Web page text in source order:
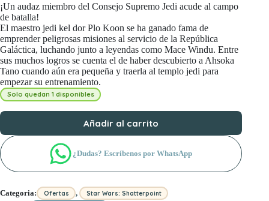
¡Un audaz miembro del Consejo Supremo Jedi acude al campo
de batalla!
El maestro jedi kel dor Plo Koon se ha ganado fama de
emprender peligrosas misiones al servicio de la República
Galáctica, luchando junto a leyendas como Mace Windu. Entre
sus muchos logros se cuenta el de haber descubierto a Ahsoka
Tano cuando aún era pequeña y traerla al templo jedi para
empezar su entrenamiento.
Solo quedan 1 disponibles
Añadir al carrito
¿Dudas? Escríbenos por WhatsApp
Categoria: Ofertas , Star Wars: Shatterpoint